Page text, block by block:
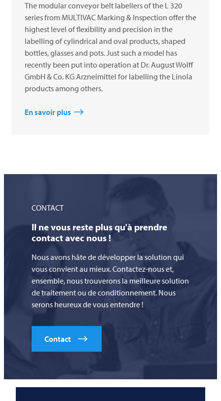
The modular conveyor belt labellers of the L 320
series from MULTIVAC Marking & Inspection offer the
highest level of flexibility and precision in the
labelling of cylindrical and oval products, shaped
bottles, glasses and pots. Just such a model has
recently been put into operation at Dr. August Wolff
GmbH & Co. KG Arzneimittel for labelling the Linola
products among others.
En savoir plus
CONTACT
Il ne vous reste plus qu'à prendre
contact avec nous !
Nous avons hâte de développer la solution qui
vous convient au mieux. Contactez-nous et,
ensemble, nous trouverons la meilleure solution
de traitement ou de conditionnement. Nous
serons heureux de vous entendre !
Contact